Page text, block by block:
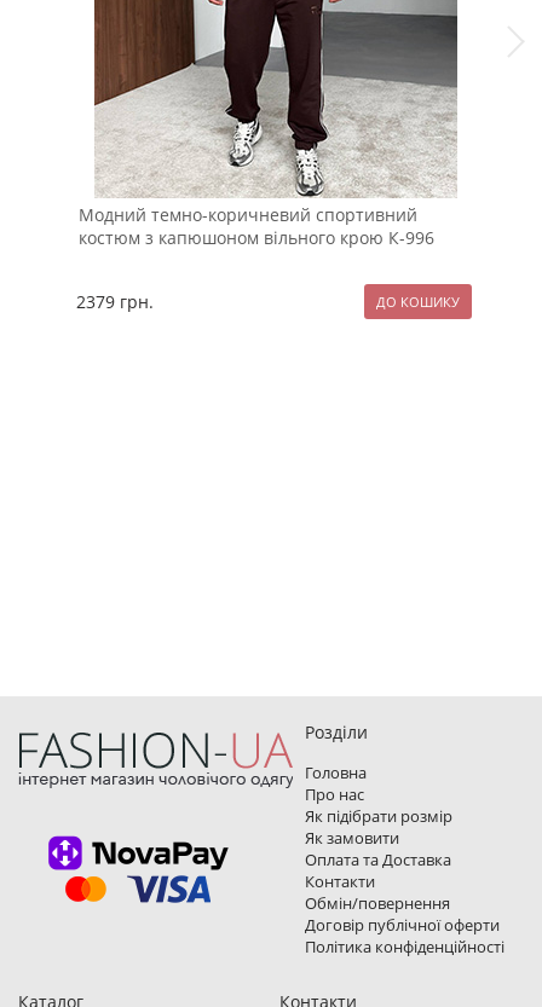
Модний темно-коричневий спортивний
костюм з капюшоном вільного крою К-996
2379 грн.
Розділи
Головна
Про нас
Як підібрати розмір
Як замовити
Оплата та Доставка
Контакти
Обмін/повернення
Договір публічної оферти
Політика конфіденційності
Каталог Контакти